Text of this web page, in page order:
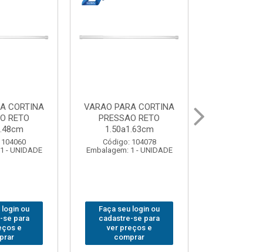
CORTINA
RETO
- UNIDADE
login ou
se para
e
VARAL PARA TETO
MAXEB ACO 1.40m
Código: 104086
Embalagem: 1 - UNIDADE
Faça seu login ou
cadastre-se para
ver preços e
comprar